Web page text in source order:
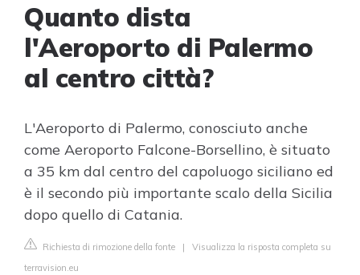
Quanto dista
l'Aeroporto di Palermo
al centro città?
L'Aeroporto di Palermo, conosciuto anche
come Aeroporto Falcone-Borsellino, è situato
a 35 km dal centro del capoluogo siciliano ed
è il secondo più importante scalo della Sicilia
dopo quello di Catania.
Richiesta di rimozione della fonte | Visualizza la risposta completa su
terravision.eu